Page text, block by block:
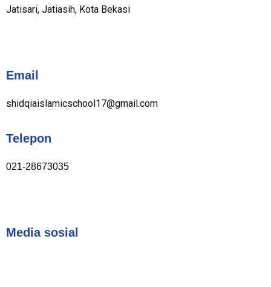
Jatisari, Jatiasih, Kota Bekasi
Email
shidqiaislamicschool17@gmail.com
Telepon
021-28673035
Media sosial